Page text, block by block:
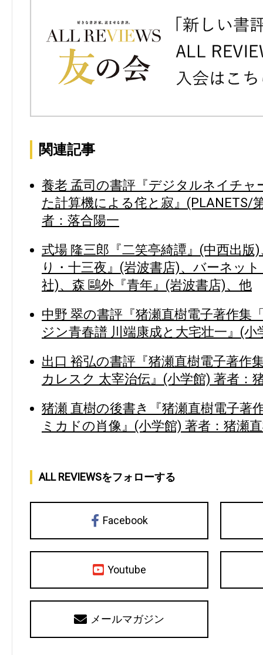
関連記事
養老 孟司の書評『デジタルネイチャ
た計算機による侘と寂』(PLANETS/
者：落合陽一
式場 隆三郎『二笑亭綺譚』(中西出版
り・十三夜』(岩波書店)、バーネッ
社)、森 鷗外『青年』(岩波書店)、他
中野 翠の書評『猪瀬直樹電子著作集
ジン青春譜 川端康成と大宅壮一』(小
出口 裕弘の書評『猪瀬直樹電子著作
カレスク 太宰治伝』(小学館) 著者：
猪瀬 直樹の後書き『猪瀬直樹電子著
ミカドの肖像』(小学館) 著者：猪瀬
ALL REVIEWSをフォローする
Facebook
Youtube
メールマガジン